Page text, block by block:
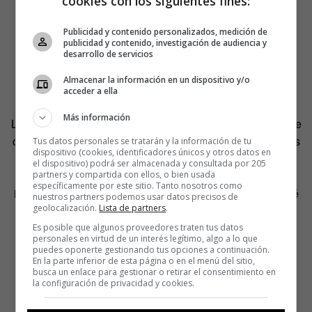
Los últimos setenta vieron a
despistados que se
colaban en sus conciertos para salir horrorizados después
de algunos insultos a los músicos. Y a asociaciones de
estudiantes que les pedían que en sus instalaciones no
interpretara esa canción, hasta que les explicaban de qué
iba. Como la mayoría de la gente no profundizaba y se
quedaba en el título, cuando se agotó la primera tirada y
decidieron reeditarlo, elsingleya iba con una etiqueta
aclaratoria en la portada. Y alguna vez llegaron a tocarla
comoKilling Another.
Publicidad y contenido personalizados, medición de
publicidad y contenido, investigación de audiencia y
desarrollo de servicios
Almacenar la información en un dispositivo y/o
acceder a ella
Más información
Tus datos personales se tratarán y la información de tu
dispositivo (cookies, identificadores únicos y otros datos en
el dispositivo) podrá ser almacenada y consultada por 205
partners y compartida con ellos, o bien usada
específicamente por este sitio. Tanto nosotros como
nuestros partners podemos usar datos precisos de
geolocalización. Lista de partners.
Es posible que algunos proveedores traten tus datos
personales en virtud de un interés legítimo, algo a lo que
puedes oponerte gestionando tus opciones a continuación.
En la parte inferior de esta página o en el menú del sitio,
busca un enlace para gestionar o retirar el consentimiento en
la configuración de privacidad y cookies.